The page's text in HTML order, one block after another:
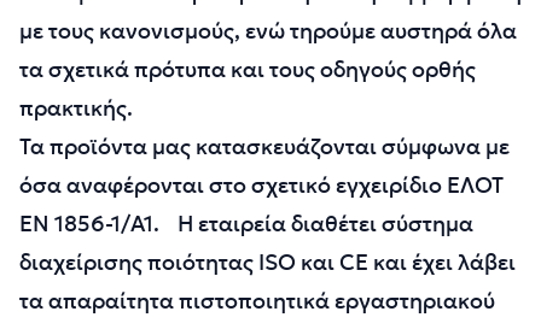
με τους κανονισμούς, ενώ τηρούμε αυστηρά όλα
τα σχετικά πρότυπα και τους οδηγούς ορθής
πρακτικής.
Τα προϊόντα μας κατασκευάζονται σύμφωνα με
όσα αναφέρονται στο σχετικό εγχειρίδιο ΕΛΟΤ
EN 1856-1/Α1. Η εταιρεία διαθέτει σύστημα
διαχείρισης ποιότητας ISO και CE και έχει λάβει
τα απαραίτητα πιστοποιητικά εργαστηριακού